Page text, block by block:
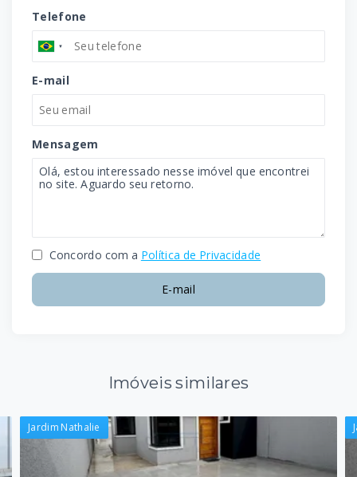
Telefone
E-mail
Mensagem
Concordo com a Política de Privacidade
E-mail
Imóveis similares
Jardim Nathalie